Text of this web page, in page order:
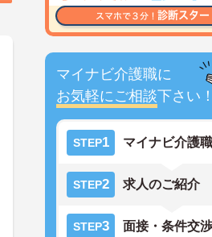
マイナビ介護職に
お気軽にご相談下さい！
STEP1 マイナビ介護
STEP2 求人のご紹介
STEP3 面接・条件交渉